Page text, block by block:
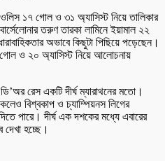
ওলিস ১৭ গোল ও ৩১ অ্যাসিস্ট নিয়ে তালিকার
তরুণ তারকা লামিনে ইয়ামাল ২২
অভাবে কিছুটা পিছিয়ে পড়েছেন।
ও ২০ অ্যাসিস্ট নিয়ে আলোচনায়
রেস একটি দীর্ঘ ম্যারাথনের মতো।
বিশ্বকাপ ও চ্যাম্পিয়নস লিগের
পারে। দীর্ঘ এক দশকের মধ্যে এবারের
দেখা হচ্ছে।